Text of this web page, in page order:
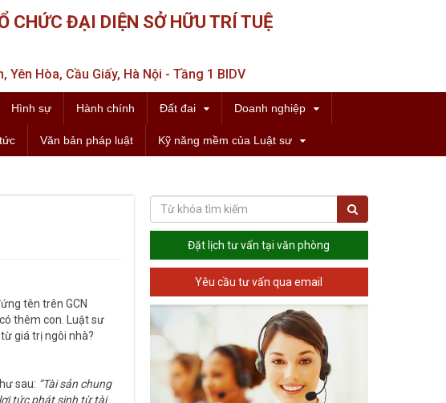
CHỨC ĐẠI DIỆN SỞ HỮU TRÍ TUỆ
Hòa, Cầu Giấy, Hà Nội - Tầng 1 BIDV
Hình sự Hành chính Đất đai Doanh nghiệp
Văn bản pháp luật Kỹ năng mềm của Luật sư
tên trên GCN
thêm con. Luật sư
giá trị ngôi nhà?
sau: “Tài sản chung
tức phát sinh từ tài
Đặt lịch tư vấn tại văn phòng
Yêu cầu tư vấn qua email